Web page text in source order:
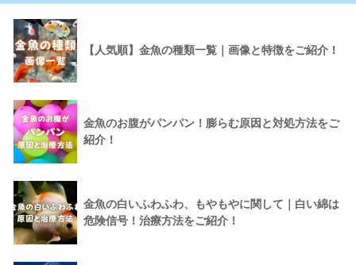
【人気順】金魚の種類一覧｜画像と特徴をご紹介！
金魚のお腹がパンパン！膨らむ原因と対処方法をご
紹介！
金魚の白いふわふわ、もやもやに関して｜白い綿は
危険信号！治療方法をご紹介！